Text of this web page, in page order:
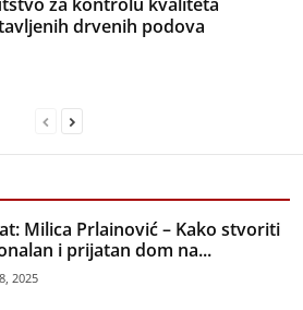
drvenih podova
Milica Prlainović – Kako stvoriti
i prijatan dom na...
2025